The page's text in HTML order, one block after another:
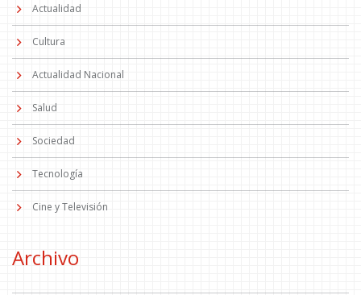
Actualidad
Cultura
Actualidad Nacional
Salud
Sociedad
Tecnología
Cine y Televisión
Archivo